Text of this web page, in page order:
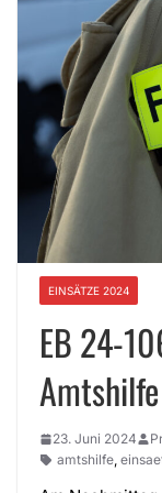
EINSÄTZE 2024
EB 24-
23. Juni 2024
amtshilfe,